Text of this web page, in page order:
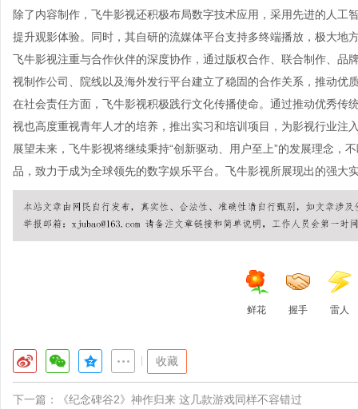
除了内容制作，飞牛影视还积极布局数字技术应用，采用先进的人
提升观影体验。同时，其自研的流媒体平台支持多终端播放，极大地
飞牛影视注重与合作伙伴的深度协作，通过版权合作、联合制作、品
视制作公司、院线以及海外发行平台建立了稳固的合作关系，推动优
在社会责任方面，飞牛影视积极践行文化传播使命。通过推动优秀传
视也高度重视青年人才的培养，推出实习和培训项目，为影视行业注
展望未来，飞牛影视将继续秉持“创新驱动、用户至上”的发展理念，
品，致力于成为全球领先的数字娱乐平台。飞牛影视所展现出的强大
鲜花 握手 雷人
收藏
下一篇： 《纪念碑谷2》神作归来 这几款游戏同样不容错过